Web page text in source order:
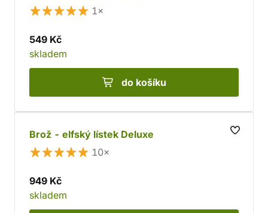
1×
549 Kč
skladem
do košíku
Brož - elfský lístek Deluxe
10×
949 Kč
skladem